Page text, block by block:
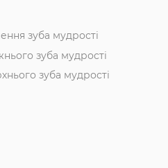
зуба мудрості
зуба мудрості
зуба мудрості